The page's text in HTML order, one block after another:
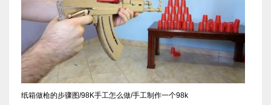
纸箱做枪的步骤图/98K手工怎么做/手工制作一个98k